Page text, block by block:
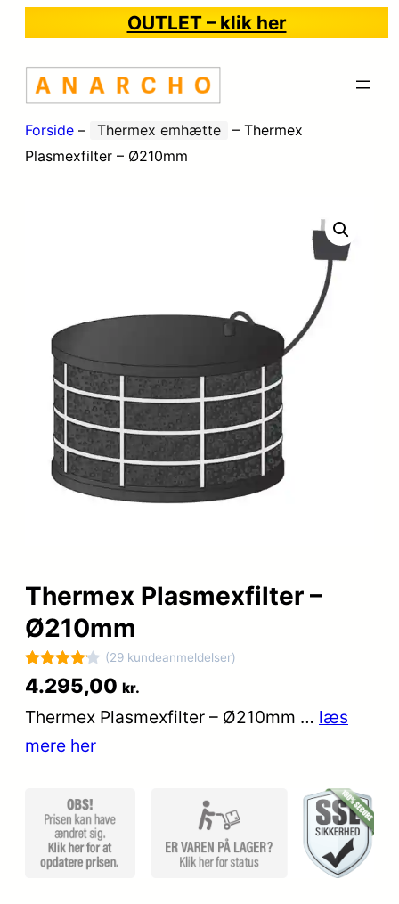
OUTLET – klik her
Forside – Thermex emhætte – Thermex
Plasmexfilter – Ø210mm
Thermex Plasmexfilter –
Ø210mm
Bedømt
ud af 5
baseret
29
ømmelse
(29 kundeanmeldelser)
4.295,00 kr.
Thermex Plasmexfilter – Ø210mm … læs
mere her